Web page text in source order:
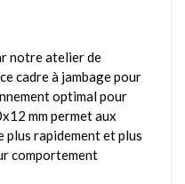
notre atelier de
cadre à jambage pour
optimal pour
mm permet aux
rapidement et plus
comportement